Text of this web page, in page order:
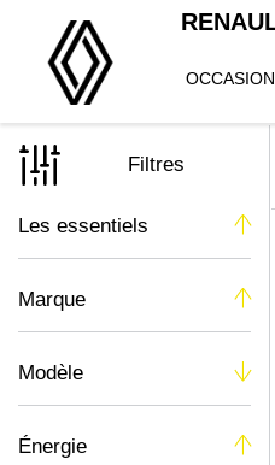
OCCASION
Filtres
Les essentiels
Marque
Modèle
Énergie